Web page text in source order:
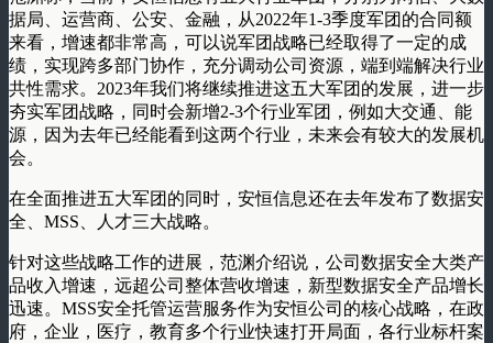
据局、运营商、公安、金融，从2022年1-3季度军团的合同额
来看，增速都非常高，可以说军团战略已经取得了一定的成
绩，实现跨多部门协作，充分调动公司资源，端到端解决行业
共性需求。2023年我们将继续推进这五大军团的发展，进一步
夯实军团战略，同时会新增2-3个行业军团，例如大交通、能
源，因为去年已经能看到这两个行业，未来会有较大的发展机
会。
在全面推进五大军团的同时，安恒信息还在去年发布了数据安
全、MSS、人才三大战略。
针对这些战略工作的进展，范渊介绍说，公司数据安全大类产
品收入增速，远超公司整体营收增速，新型数据安全产品增长
迅速。MSS安全托管运营服务作为安恒公司的核心战略，在政
府，企业，医疗，教育多个行业快速打开局面，各行业标杆案